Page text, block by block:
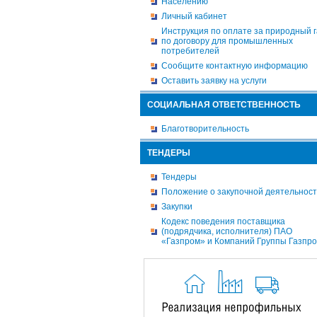
Личный кабинет
Инструкция по оплате за природный
по договору для промышленных
потребителей
Сообщите контактную информацию
Оставить заявку на услуги
СОЦИАЛЬНАЯ ОТВЕТСТВЕННОСТЬ
Благотворительность
ТЕНДЕРЫ
Тендеры
Положение о закупочной
Закупки
Кодекс поведения поставщика
(подрядчика, исполнителя) ПАО
«Газпром» и Компаний Группы